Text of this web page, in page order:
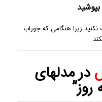
زیرا هنگامی که جوراب
در مدلهای
روز”